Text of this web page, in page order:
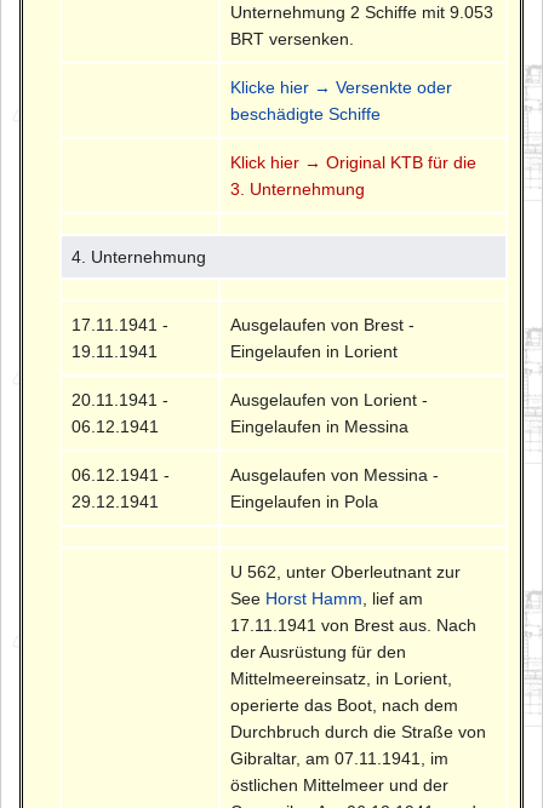
Unternehmung 2 Schiffe mit 9.053
BRT versenken.
Klicke hier → Versenkte oder
beschädigte Schiffe
Klick hier → Original KTB für die
3. Unternehmung
4. Unternehmung
17.11.1941 -
19.11.1941
Ausgelaufen von Brest -
Eingelaufen in Lorient
20.11.1941 -
06.12.1941
Ausgelaufen von Lorient -
Eingelaufen in Messina
06.12.1941 -
29.12.1941
Ausgelaufen von Messina -
Eingelaufen in Pola
U 562, unter Oberleutnant zur
See Horst Hamm , lief am
17.11.1941 von Brest aus. Nach
der Ausrüstung für den
Mittelmeereinsatz, in Lorient,
operierte das Boot, nach dem
Durchbruch durch die Straße von
Gibraltar, am 07.11.1941, im
östlichen Mittelmeer und der